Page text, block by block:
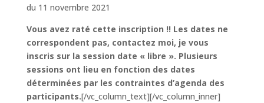
du 11 novembre 2021
Vous avez raté cette inscription !! Les dates ne
correspondent pas, contactez moi, je vous
inscris sur la session date « libre ». Plusieurs
sessions ont lieu en fonction des dates
déterminées par les contraintes d’agenda des
participants.[/vc_column_text][/vc_column_inner]